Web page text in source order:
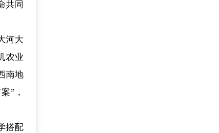
共同
河大
农业
南地
”，
搭配